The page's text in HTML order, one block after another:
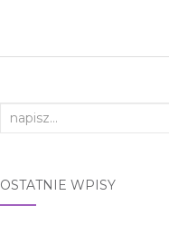
Search
OSTATNIE WPISY